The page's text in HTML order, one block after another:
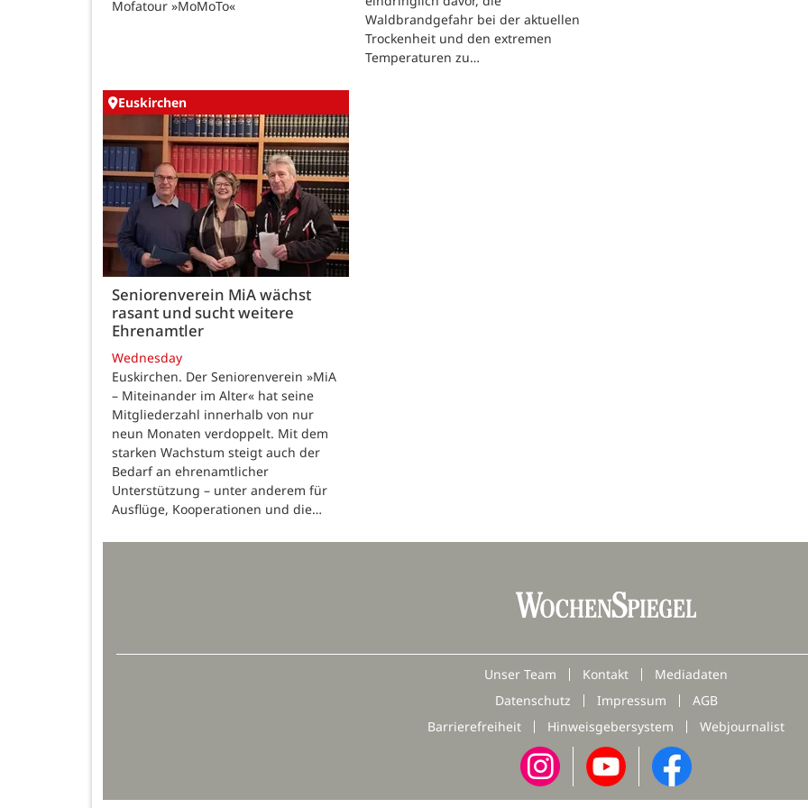
Mofatour »MoMoTo«
Waldbrandgefahr bei der aktuellen
Trockenheit und den extremen
Temperaturen zu…
Euskirchen
Seniorenverein MiA wächst
rasant und sucht weitere
Ehrenamtler
Wednesday
Euskirchen. Der Seniorenverein »MiA
– Miteinander im Alter« hat seine
Mitgliederzahl innerhalb von nur
neun Monaten verdoppelt. Mit dem
starken Wachstum steigt auch der
Bedarf an ehrenamtlicher
Unterstützung – unter anderem für
Ausflüge, Kooperationen und die…
Unser Team Kontakt
Mediadaten
Datenschutz
Impressum
AGB
Barrierefreiheit
Hinweisgebersystem Webjournalist